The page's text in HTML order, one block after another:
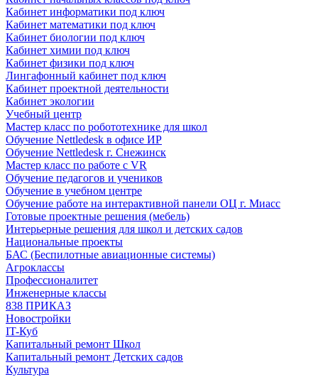
Кабинет информатики под ключ
Кабинет математики под ключ
Кабинет биологии под ключ
Кабинет химии под ключ
Кабинет физики под ключ
Лингафонный кабинет под ключ
Кабинет проектной деятельности
Кабинет экологии
Учебный центр
Мастер класс по робототехнике для школ
Обучение Nettledesk в офисе ИР
Обучение Nettledesk г. Снежинск
Мастер класс по работе с VR
Обучение педагогов и учеников
Обучение в учебном центре
Обучение работе на интерактивной панели ОЦ г. Миасс
Готовые проектные решения (мебель)
Интерьерные решения для школ и детских садов
Национальные проекты
БАС (Беспилотные авиационные системы)
Агроклассы
Профессионалитет
Инженерные классы
838 ПРИКАЗ
Новостройки
IT-Куб
Капитальный ремонт Школ
Капитальный ремонт Детских садов
Культура